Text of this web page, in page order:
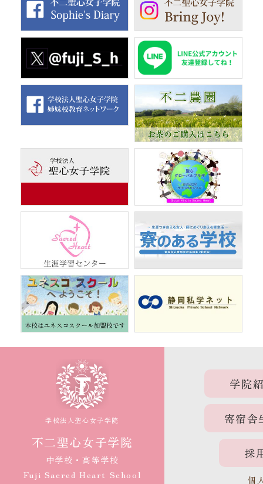
学校法人聖心女子学院
不二聖心女子学院
中学校・高等学校
Fuji Sacred Heart School
学院
寄宿舎
採
個